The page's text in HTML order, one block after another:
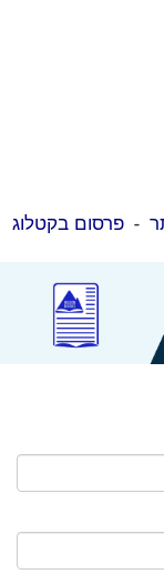
-פרסום בקטלוג